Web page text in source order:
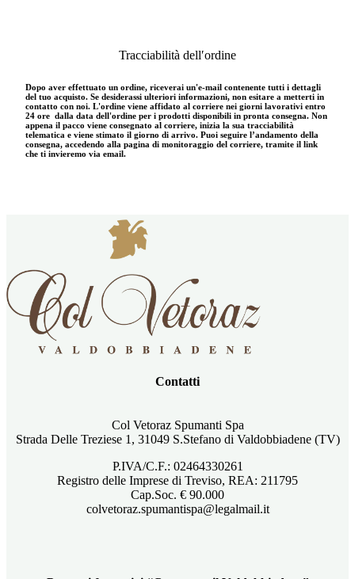
Tracciabilità dell′ordine
Dopo aver effettuato un ordine, riceverai un'e-mail contenente tutti i dettagli
del tuo acquisto. Se desiderassi ulteriori informazioni, non esitare a metterti in
contatto con noi. L'ordine viene affidato al corriere nei giorni lavorativi entro
24 ore dalla data dell'ordine per i prodotti disponibili in pronta consegna. Non
appena il pacco viene consegnato al corriere, inizia la sua tracciabilità
telematica e viene stimato il giorno di arrivo. Puoi seguire l’andamento della
consegna, accedendo alla pagina di monitoraggio del corriere, tramite il link
che ti invieremo via email.
Contatti
Col Vetoraz Spumanti Spa
Strada Delle Treziese 1, 31049 S.Stefano di Valdobbiadene (TV)
P.IVA/C.F.: 02464330261
Registro delle Imprese di Treviso, REA: 211795
Cap.Soc. € 90.000
colvetoraz.spumantispa@legalmail.it